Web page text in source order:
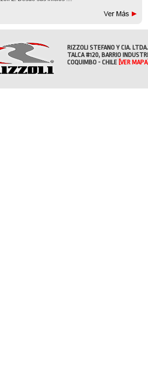
RIZZOLI STEFANO Y CIA. LTDA.
TALCA #120, BARRIO
COQUIMBO - CHILE [VER